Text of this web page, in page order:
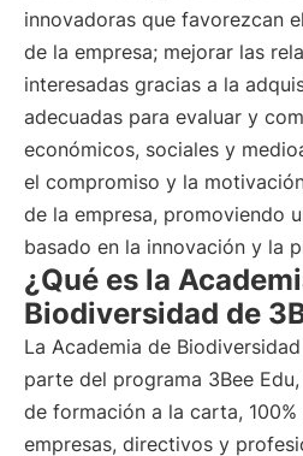
innovadoras que favorezcan
de la empresa; mejorar las
interesadas gracias a la
adecuadas para evaluar y
económicos, sociales y
el compromiso y la
de la empresa, promoviendo
basado en la innovación y la
¿Qué es la
Biodiversidad de
La Academia de
parte del programa 3Bee
de formación a la carta,
empresas, directivos y